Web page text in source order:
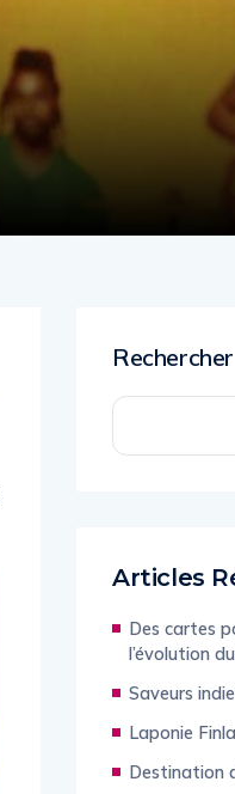
Rechercher
Articles
Des cartes
l’évolution
Saveurs
Laponie
Destination